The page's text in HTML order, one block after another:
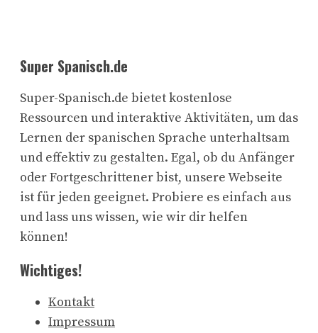
Super Spanisch.de
Super-Spanisch.de bietet kostenlose
Ressourcen und interaktive Aktivitäten, um das
Lernen der spanischen Sprache unterhaltsam
und effektiv zu gestalten. Egal, ob du Anfänger
oder Fortgeschrittener bist, unsere Webseite
ist für jeden geeignet. Probiere es einfach aus
und lass uns wissen, wie wir dir helfen
können!
Wichtiges!
Kontakt
Impressum